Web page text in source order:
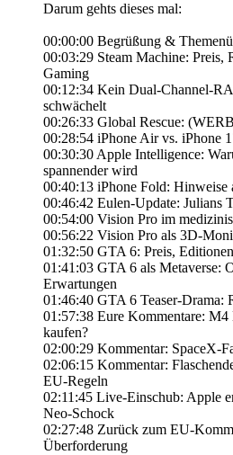
Darum gehts dieses mal:
00:00:00 Begrüßung &
00:03:29 Steam Machine:
Gaming
00:12:34 Kein Dual-Channel-
schwächelt
00:26:33 Global Rescue:
00:28:54 iPhone Air vs. iPhone
00:30:30 Apple Intelligence:
spannender wird
00:40:13 iPhone Fold:
00:46:42 Eulen-Update: Julians
00:54:00 Vision Pro im
00:56:22 Vision Pro als 3D-
01:32:50 GTA 6: Preis,
01:41:03 GTA 6 als Metaverse:
Erwartungen
01:46:40 GTA 6 Teaser-Drama:
01:57:38 Eure Kommentare:
kaufen?
02:00:29 Kommentar: SpaceX-
02:06:15 Kommentar:
EU-Regeln
02:11:45 Live-Einschub: Apple
Neo-Schock
02:27:48 Zurück zum EU-
Überforderung